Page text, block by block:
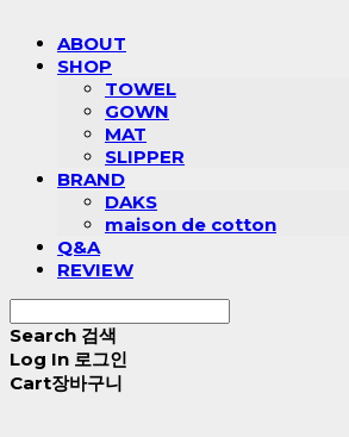
ABOUT
SHOP
TOWEL
GOWN
MAT
SLIPPER
BRAND
DAKS
maison de cotton
Q&A
REVIEW
Search 검색
Log In 로그인
Cart장바구니